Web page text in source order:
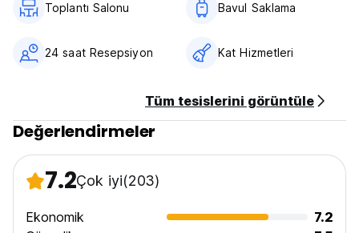
Toplantı Salonu Bavul Saklama
24 saat Resepsiyon Kat Hizmetleri
Tüm tesislerini görüntüle
Değerlendirmeler
7.2Çok iyi(203)
Ekonomik
7.2